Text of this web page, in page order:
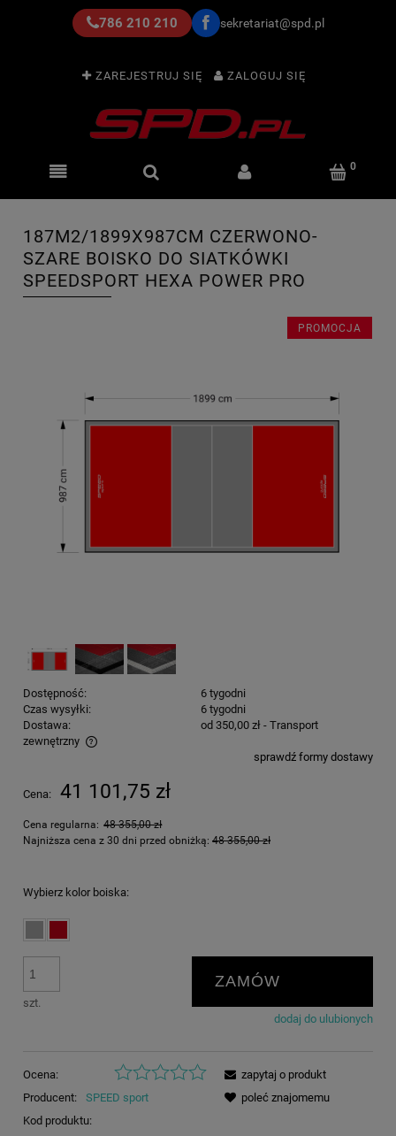
786 210 210 sekretariat@spd.pl
ZAREJESTRUJ SIĘ ZALOGUJ SIĘ
187M2/1899X987CM CZERWONO-
SZARE BOISKO DO SIATKÓWKI
SPEEDSPORT HEXA POWER PRO
PROMOCJA
Dostępność:
6 tygodni
Czas wysyłki:
6 tygodni
Dostawa:
od 350,00 zł - Transport
zewnętrzny
Cena nie zawiera ewentualnych kosztów płatnościsprawdź formy dostawy
Cena: 41 101,75 zł
Cena regularna: 48 355,00 zł
Najniższa cena z 30 dni przed obniżką: 48 355,00 zł
Wybierz kolor boiska:
szt.
ZAMÓW
dodaj do ulubionych
Ocena:
Producent:
SPEED sport
Kod produktu:
zapytaj o produkt
poleć znajomemu